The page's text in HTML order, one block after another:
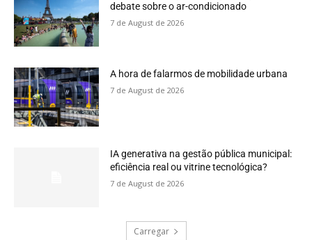
debate sobre o ar-condicionado
7 de August de 2026
A hora de falarmos de mobilidade urbana
7 de August de 2026
IA generativa na gestão pública municipal:
eficiência real ou vitrine tecnológica?
7 de August de 2026
Carregar